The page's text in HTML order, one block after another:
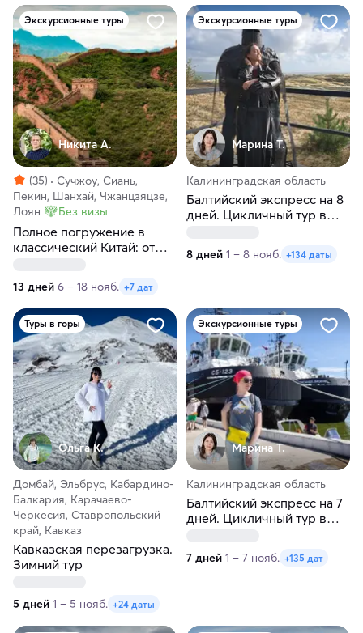
Экскурсионные туры
Никита А.
(35)
Сучжоу, Сиань,
Пекин, Шанхай, Чжанцзяцзе,
Лоян
Без визы
Полное погружение в
классический Китай: от
13 дней 6 – 18 нояб. +7 дат
Экскурсионные туры
Марина Т.
Калининградская область
Балтийский экспресс на 8
дней. Цикличный тур в
8 дней 1 – 8 нояб. +134 даты
Туры в горы
Ольга К.
Домбай, Эльбрус, Кабардино-
Балкария, Карачаево-
Черкесия, Ставропольский
край, Кавказ
Кавказская перезагрузка.
Зимний тур
5 дней 1 – 5 нояб. +24 даты
Экскурсионные туры
Марина Т.
Калининградская область
Балтийский экспресс на 7
дней. Цикличный тур в
7 дней 1 – 7 нояб. +135 дат